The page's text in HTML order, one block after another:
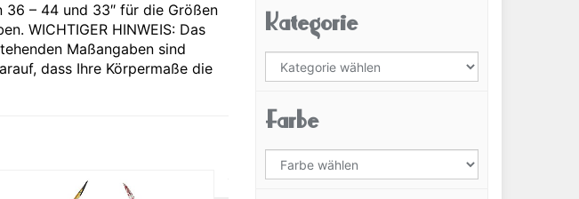
36 – 44 und 33″ für die Größen
WICHTIGER HINWEIS: Das
Maßangaben sind
dass Ihre Körpermaße die
Kategorie
Farbe